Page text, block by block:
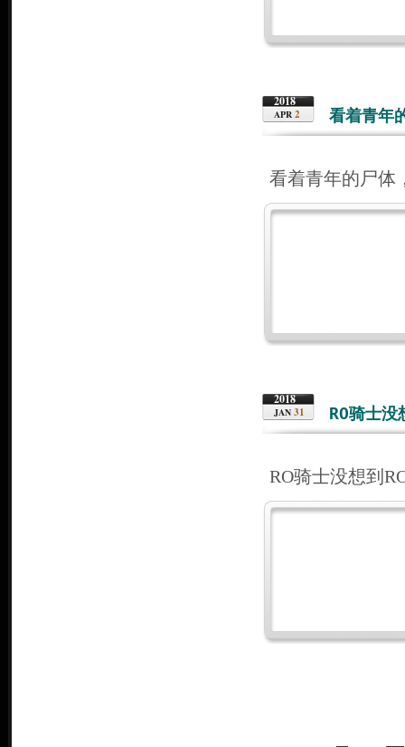
2018
APR 2 看着青年
看着青年的尸体
2018
JAN 31 RO骑士
RO骑士没想到